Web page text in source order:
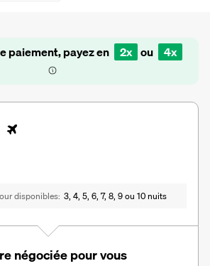
paiement, payez en 2x ou 4x
disponibles 3, 4, 5, 6, 7, 8, 9 ou 10 nuits
négociée pour vous